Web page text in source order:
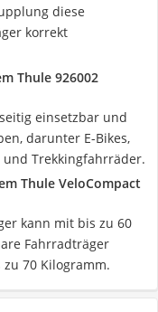
diese
korrekt
Thule 926002
einsetzbar und
darunter E-Bikes,
und Trekkingfahrräder.
Thule VeloCompact
kann mit bis zu 60
Fahrradträger
70 Kilogramm.